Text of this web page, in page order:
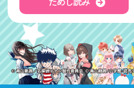
ためし読み